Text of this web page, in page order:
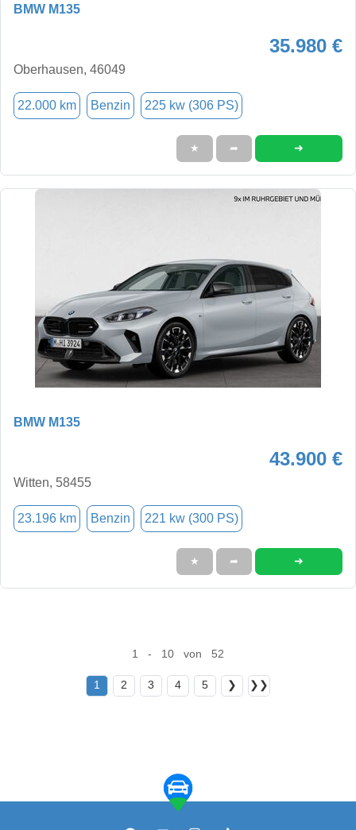
BMW M135
35.980 €
Oberhausen, 46049
22.000 km Benzin 225 kw (306 PS)
★ ➦ ➜
BMW M135
43.900 €
Witten, 58455
23.196 km Benzin 221 kw (300 PS)
★ ➦ ➜
1 - 10 von 52
1 2 3 4 5 ❯ ❯❯